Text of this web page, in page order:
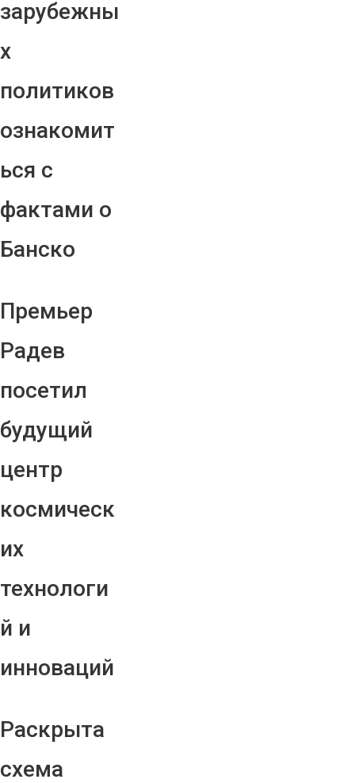
зарубежны
х
политиков
ознакомит
ься с
фактами о
Банско
Премьер
Радев
посетил
будущий
центр
космическ
их
технологи
й и
инноваций
Раскрыта
схема